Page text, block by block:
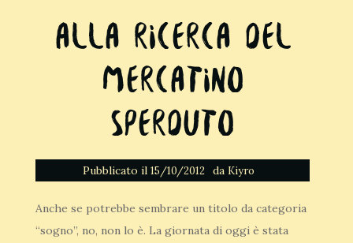
Alla ricerca del
mercatino
sperduto
Pubblicato il 15/10/2012 da Kiyro
Anche se potrebbe sembrare un titolo da categoria
“sogno”, no, non lo è. La giornata di oggi è stata